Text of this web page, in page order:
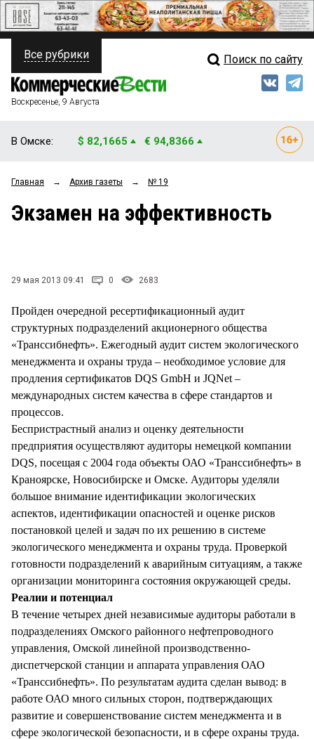
ПОЛИТИКА
ФИНАНСЫ
ОБЩЕСТВО
ЗАКОН
ПРОИСШЕСТВИЯ
СТИЛЬ ЖИЗНИ
Свежий выпуск
Рейтинги
Все рубрики Поиск по сайту
Воскресенье, 9 Августа
В Омске: $ 82,1665 € 94,8366
Главная → Архив газеты → № 19
Экзамен на эффективность
29 мая 2013 09:41 0 2683
Пройден очередной ресертификационный аудит
структурных подразделений акционерного общества
«Транссибнефть». Ежегодный аудит систем экологического
менеджмента и охраны труда – необходимое условие для
продления сертификатов DQS GmbH и JQNet –
международных систем качества в сфере стандартов и
процессов.
Беспристрастный анализ и оценку деятельности
предприятия осуществляют аудиторы немецкой компании
DQS, посещая с 2004 года объекты ОАО «Транссибнефть» в
Краноярске, Новосибирске и Омске. Аудиторы уделяли
большое внимание идентификации экологических
аспектов, идентификации опасностей и оценке рисков
постановкой целей и задач по их решению в системе
экологического менеджмента и охраны труда. Проверкой
готовности подразделений к аварийным ситуациям, а также
организации мониторинга состояния окружающей среды.
Реалии и потенциал
В течение четырех дней независимые аудиторы работали в
подразделениях Омского районного нефтепроводного
управления, Омской линейной производственно-
диспетчерской станции и аппарата управления ОАО
«Транссибнефть». По результатам аудита сделан вывод: в
работе ОАО много сильных сторон, подтверждающих
развитие и совершенствование систем менеджмента и в
сфере экологической безопасности, и в сфере охраны труда.